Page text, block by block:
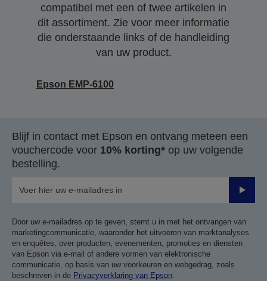
compatibel met een of twee artikelen in
dit assortiment. Zie voor meer informatie
die onderstaande links of de handleiding
van uw product.
Epson EMP-6100
Blijf in contact met Epson en ontvang meteen een
vouchercode voor 10% korting* op uw volgende
bestelling.
Door uw e-mailadres op te geven, stemt u in met het ontvangen van
marketingcommunicatie, waaronder het uitvoeren van marktanalyses
en enquêtes, over producten, evenementen, promoties en diensten
van Epson via e-mail of andere vormen van elektronische
communicatie, op basis van uw voorkeuren en webgedrag, zoals
beschreven in de Privacyverklaring van Epson.